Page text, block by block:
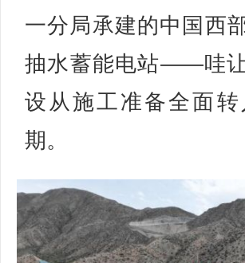
一分局承建的中国西
抽水蓄能电站——哇
设从施工准备全面
期。